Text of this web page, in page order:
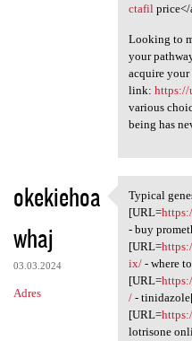
ctafil price</
Looking to
your
acquire
link: https://
various
being has
okekiehoa
whaj
03.03.2024
Adres
Typical
Typical
[URL=
- buy
[URL=
ix/- where
[URL=
/-
[URL=
lotrisone